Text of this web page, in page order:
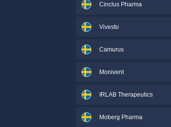
Cinclus Pharma
Vivesto
Camurus
Monivent
IRLAB Therapeutics
Moberg Pharma